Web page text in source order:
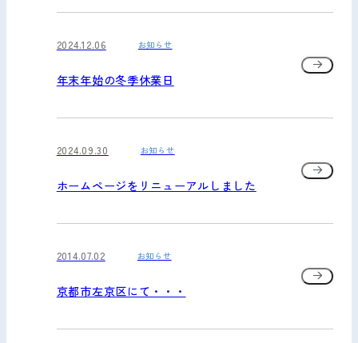
2024.12.06 お知らせ
年末年始の冬季休業日
2024.09.30 お知らせ
ホームページをリニューアルしました
2014.07.02 お知らせ
京都市左京区にて・・・